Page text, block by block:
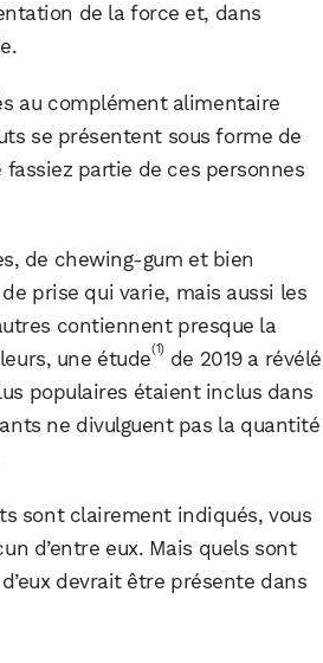
de la force et, dans
au complément alimentaire
se présentent sous forme de
fassiez partie de ces personnes
de chewing-gum et bien
prise qui varie, mais aussi les
contiennent presque la
une étude(1) de 2019 a révélé
populaires étaient inclus dans
ne divulguent pas la quantité
sont clairement indiqués, vous
d’entre eux. Mais quels sont
devrait être présente dans